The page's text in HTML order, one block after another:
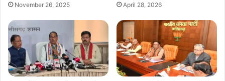
November 26, 2025 April 28, 2026